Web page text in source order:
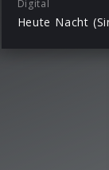
Digital
Heute Nacht